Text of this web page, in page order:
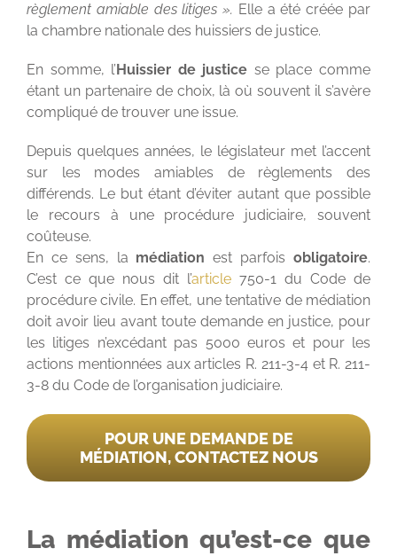
règlement amiable des litiges ». Elle a été créée par
la chambre nationale des huissiers de justice.
En somme, l’ Huissier de justice se place comme
étant un partenaire de choix, là où souvent il s’avère
compliqué de trouver une issue.
Depuis quelques années, le législateur met l’accent
sur les modes amiables de règlements des
différends. Le but étant d’éviter autant que possible
le recours à une procédure judiciaire, souvent
coûteuse.
En ce sens, la médiation est parfoisobligatoire.
C’est ce que nous dit l’article 750-1 du Code de
procédure civile. En effet, une tentative de médiation
doit avoir lieu avant toute demande en justice, pour
les litiges n’excédant pas 5000 euros et pour les
actions mentionnées aux articles R. 211-3-4 et R. 211-
3-8 du Code de l’organisation judiciaire.
POUR UNE DEMANDE DE
MÉDIATION, CONTACTEZ NOUS
La médiation qu’est-ce que